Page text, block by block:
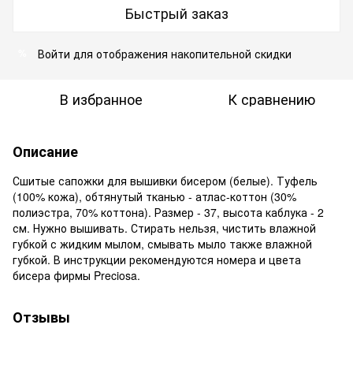
Быстрый заказ
Войти для отображения накопительной скидки
В избранное К сравнению
Описание
Сшитые сапожки для вышивки бисером (белые). Туфель
(100% кожа), обтянутый тканью - атлас-коттон (30%
полиэстра, 70% коттона). Размер - 37, высота каблука - 2
см. Нужно вышивать. Стирать нельзя, чистить влажной
губкой с жидким мылом, смывать мыло также влажной
губкой. В инструкции рекомендуются номера и цвета
бисера фирмы Preciosa.
Отзывы